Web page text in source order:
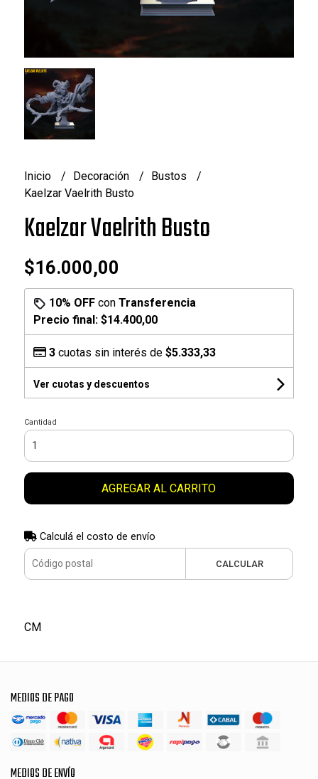
Inicio Decoración
Bustos
Kaelzar Vaelrith Busto
Kaelzar Vaelrith Busto
$16.000,00
10% OFFcon Transferencia
Precio final: $14.400,00
3cuotas sin interés de $5.333,33
Ver cuotas y descuentos
Cantidad
AGREGAR AL CARRITO
Calculá el costo de envío
CALCULAR
CM
MEDIOS DE PAGO
MEDIOS DE ENVÍO